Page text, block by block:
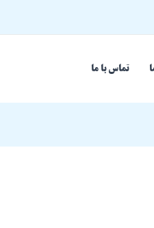
تماس با ما